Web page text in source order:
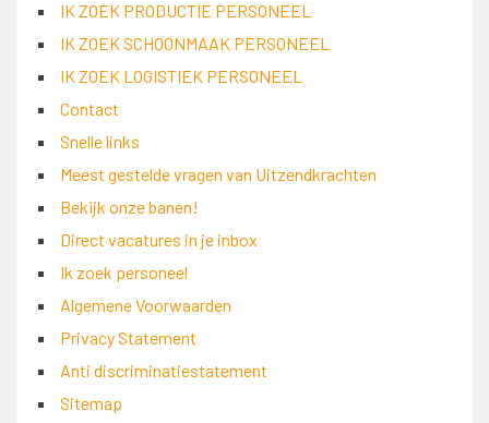
IK ZOEK PRODUCTIE PERSONEEL
IK ZOEK SCHOONMAAK PERSONEEL
IK ZOEK LOGISTIEK PERSONEEL
Contact
Snelle links
Meest gestelde vragen van Uitzendkrachten
Bekijk onze banen!
Direct vacatures in je inbox
Ik zoek personeel
Algemene Voorwaarden
Privacy Statement
Anti discriminatiestatement
Sitemap